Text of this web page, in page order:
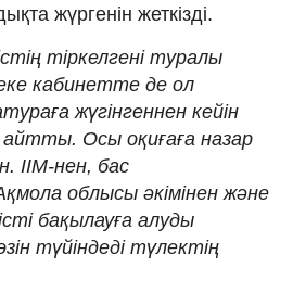
жүргенін жеткізді.
тіркелгені туралы
кабинетте де ол
жүгінгеннен кейін
айтты. Осы оқиғаға назар
ІІМ-нен, бас
облысы әкімінен және
бақылауға алуды
түйіндеді түлектің